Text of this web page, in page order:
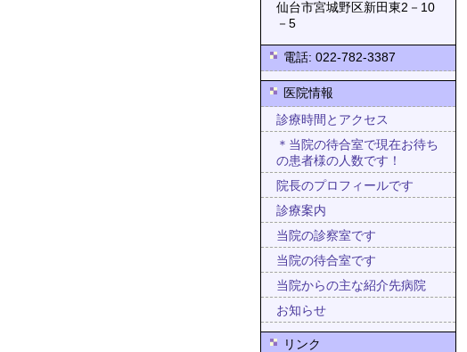
仙台市宮城野区新田東2－10
－5
電話: 022-782-3387
医院情報
診療時間とアクセス
＊当院の待合室で現在お待ち
の患者様の人数です！
院長のプロフィールです
診療案内
当院の診察室です
当院の待合室です
当院からの主な紹介先病院
お知らせ
リンク